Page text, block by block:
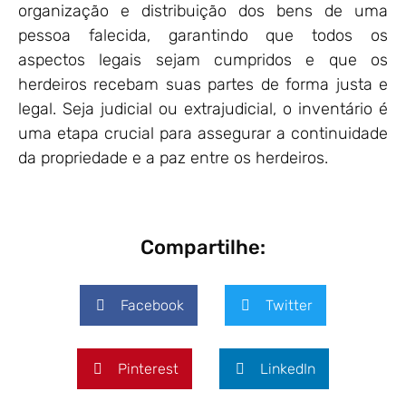
organização e distribuição dos bens de uma
pessoa falecida, garantindo que todos os
aspectos legais sejam cumpridos e que os
herdeiros recebam suas partes de forma justa e
legal. Seja judicial ou extrajudicial, o inventário é
uma etapa crucial para assegurar a continuidade
da propriedade e a paz entre os herdeiros.
Compartilhe:
Facebook Twitter
Pinterest LinkedIn